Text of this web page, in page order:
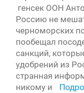
генсек ООН
Россию не
черноморских
пообещал
санкций,
удобрений из
странная
никому и